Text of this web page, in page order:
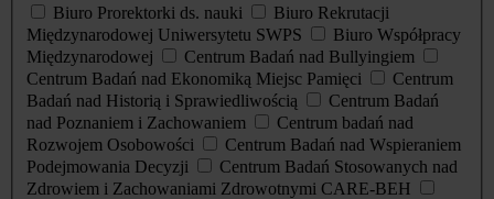
Biuro Prorektorki ds. nauki
Biuro Rekrutacji
Międzynarodowej Uniwersytetu SWPS
Biuro Współpracy
Międzynarodowej
Centrum Badań nad Bullyingiem
Centrum Badań nad Ekonomiką Miejsc Pamięci
Centrum
Badań nad Historią i Sprawiedliwością
Centrum Badań
nad Poznaniem i Zachowaniem
Centrum badań nad
Rozwojem Osobowości
Centrum Badań nad Wspieraniem
Podejmowania Decyzji
Centrum Badań Stosowanych nad
Zdrowiem i Zachowaniami Zdrowotnymi CARE-BEH